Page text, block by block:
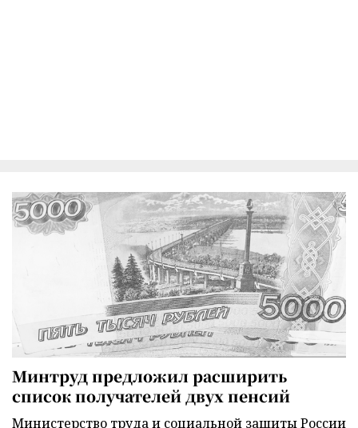
Минтруд предложил расширить
список получателей двух пенсий
Министерство труда и социальной защиты России